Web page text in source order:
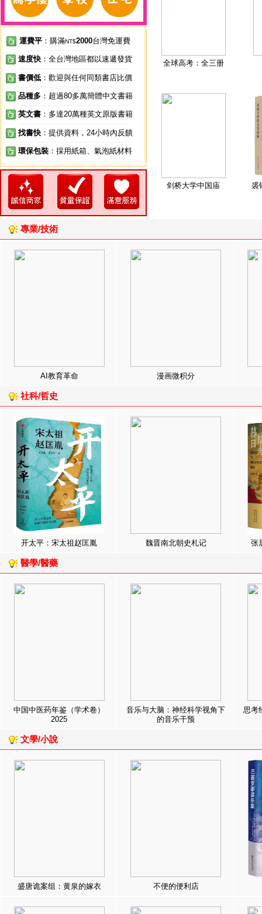
運費平 ：購滿NT$2000台灣免運費
速度快 ：全台灣地區都以速遞發貨
書價低 ：歡迎與任何同類書店比價
品種多 ：超過80多萬簡體中文書籍
英文書 ：多達20萬種英文原版書籍
找書快 ：提供資料，24小時內反饋
環保包裝 ：採用紙箱、氣泡紙材料
全球高考：全三册
剑桥大学中国庙 裘
專業/技術
AI教育革命 漫画微积分
社科/哲史
开太平：宋太祖赵匡胤 魏晋南北朝史札记 张
醫學/醫藥
中国中医药年鉴（学术卷）
2025
音乐与大脑：神经科学视角下
的音乐干预
思考
文學/小說
盛唐诡案组：黄泉的嫁衣 不便的便利店